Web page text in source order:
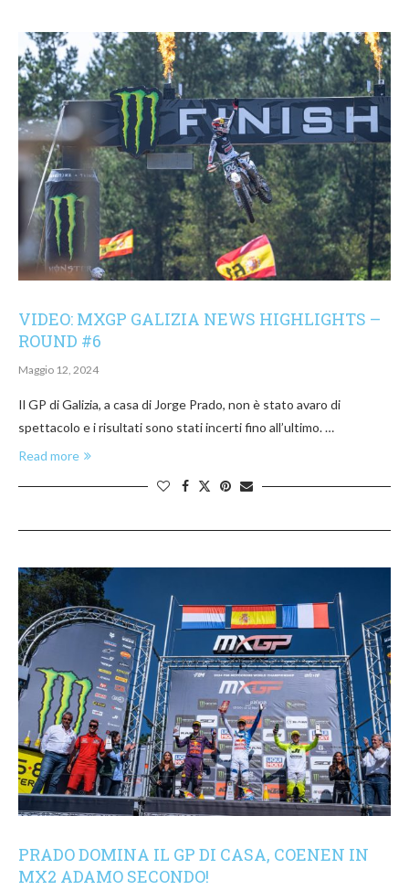
VIDEO: MXGP GALIZIA NEWS HIGHLIGHTS –
ROUND #6
Maggio 12, 2024
Il GP di Galizia, a casa di Jorge Prado, non è stato avaro di
spettacolo e i risultati sono stati incerti fino all’ultimo. …
Read more
PRADO DOMINA IL GP DI CASA, COENEN IN
MX2 ADAMO SECONDO!